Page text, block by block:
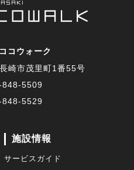
コウォーク
崎市茂里町1番55号
848-5509
848-5529
施設情報
サービスガイド